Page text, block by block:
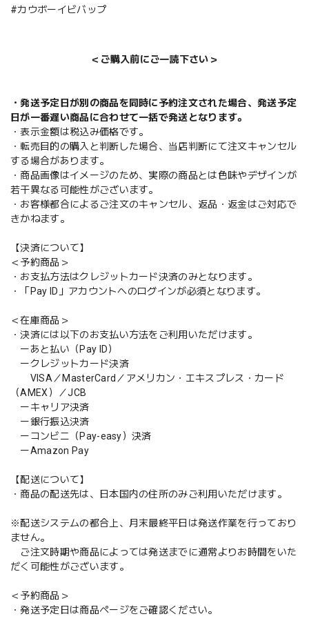
#カウボーイビバップ
＜ご購入前にご一読下さい＞
・発送予定日が別の商品を同時に予約注文された場合、発送予定
日が一番遅い商品に合わせて一括で発送となります。
・表示金額は税込み価格です。
・転売目的の購入と判断した場合、当店判断にて注文キャンセル
する場合があります。
・商品画像はイメージのため、実際の商品とは色味やデザインが
若干異なる可能性がございます。
・お客様都合によるご注文のキャンセル、返品・返金はご対応で
きかねます。
【決済について】
＜予約商品＞
・お支払方法はクレジットカード決済のみとなります。
・「Pay ID」アカウントへのログインが必須となります。
＜在庫商品＞
・決済には以下のお支払い方法をご利用いただけます。
ーあと払い（Pay ID）
ークレジットカード決済
VISA／MasterCard／アメリカン・エキスプレス・カード
（AMEX）／JCB
ーキャリア決済
ー銀行振込決済
ーコンビニ（Pay-easy）決済
ーAmazon Pay
【配送について】
・商品の配送先は、日本国内の住所のみご利用いただけます。
※配送システムの都合上、月末最終平日は発送作業を行っており
ません。
ご注文時期や商品によっては発送までに通常よりお時間をいた
だく可能性がございます。
＜予約商品＞
・発送予定日は商品ページをご確認ください。